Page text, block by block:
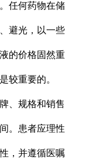
任何药物在储
避光，以一些
的价格固然重
较重要的。
、规格和销售
。患者应理性
，并遵循医嘱